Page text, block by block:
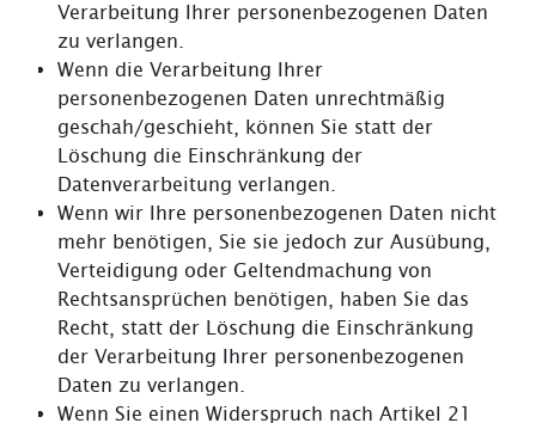
Verarbeitung Ihrer personenbezogenen Daten
zu verlangen.
Wenn die Verarbeitung Ihrer
personenbezogenen Daten unrechtmäßig
geschah/geschieht, können Sie statt der
Löschung die Einschränkung der
Datenverarbeitung verlangen.
Wenn wir Ihre personenbezogenen Daten nicht
mehr benötigen, Sie sie jedoch zur Ausübung,
Verteidigung oder Geltendmachung von
Rechtsansprüchen benötigen, haben Sie das
Recht, statt der Löschung die Einschränkung
der Verarbeitung Ihrer personenbezogenen
Daten zu verlangen.
Wenn Sie einen Widerspruch nach Artikel 21